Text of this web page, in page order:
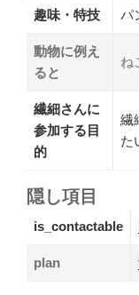
趣味・特技 パ
動物に例え
ると
ね
繊細さんに
参加する目
的
繊
た
隠し項目
is_contactable
plan